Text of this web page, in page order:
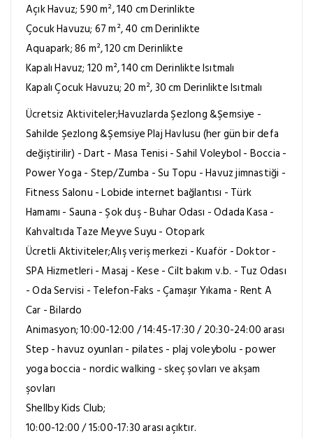
Açık Havuz; 590 m², 140 cm Derinlikte
Çocuk Havuzu; 67 m², 40 cm Derinlikte
Aquapark; 86 m², 120 cm Derinlikte
Kapalı Havuz; 120 m², 140 cm Derinlikte Isıtmalı
Kapalı Çocuk Havuzu; 20 m², 30 cm Derinlikte Isıtmalı
Ücretsiz Aktiviteler;Havuzlarda Şezlong &Şemsiye -
Sahilde Şezlong &Şemsiye Plaj Havlusu (her gün bir defa
değiştirilir) - Dart - Masa Tenisi - Sahil Voleybol - Boccia -
Power Yoga - Step/Zumba - Su Topu - Havuz jimnastiği -
Fitness Salonu - Lobide internet bağlantısı - Türk
Hamamı - Sauna - Şok duş - Buhar Odası - Odada Kasa -
Kahvaltıda Taze Meyve Suyu - Otopark
Ücretli Aktiviteler;Alış veriş merkezi - Kuaför - Doktor -
SPA Hizmetleri - Masaj - Kese - Cilt bakım v.b. - Tuz Odası
- Oda Servisi - Telefon-Faks - Çamaşır Yıkama - Rent A
Car - Bilardo
Animasyon; 10:00-12:00 / 14:45-17:30 / 20:30-24:00 arası
Step - havuz oyunları - pilates - plaj voleybolu - power
yoga boccia - nordic walking - skeç şovları ve akşam
şovları
Shellby Kids Club;
10:00-12:00 / 15:00-17:30 arası açıktır.